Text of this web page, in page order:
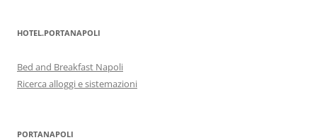
HOTEL.PORTANAPOLI
Bed and Breakfast Napoli
Ricerca alloggi e sistemazioni
PORTANAPOLI